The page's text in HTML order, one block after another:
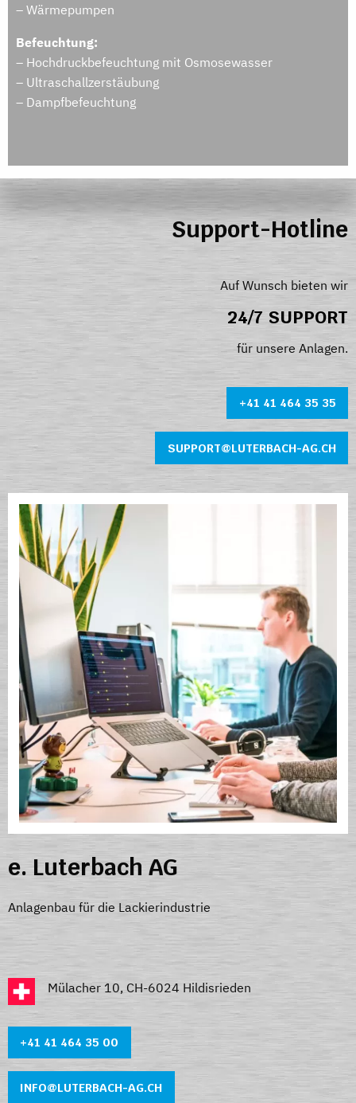
– Wärmepumpen
Befeuchtung:
– Hochdruckbefeuchtung mit Osmosewasser
– Ultraschallzerstäubung
– Dampfbefeuchtung
Support-Hotline
Auf Wunsch bieten wir
24/7 SUPPORT
für unsere Anlagen.
+41 41 464 35 35
SUPPORT@LUTERBACH-AG.CH
e. Luterbach AG
Anlagenbau für die Lackierindustrie
Mülacher 10, CH-6024 Hildisrieden
+41 41 464 35 00
INFO@LUTERBACH-AG.CH